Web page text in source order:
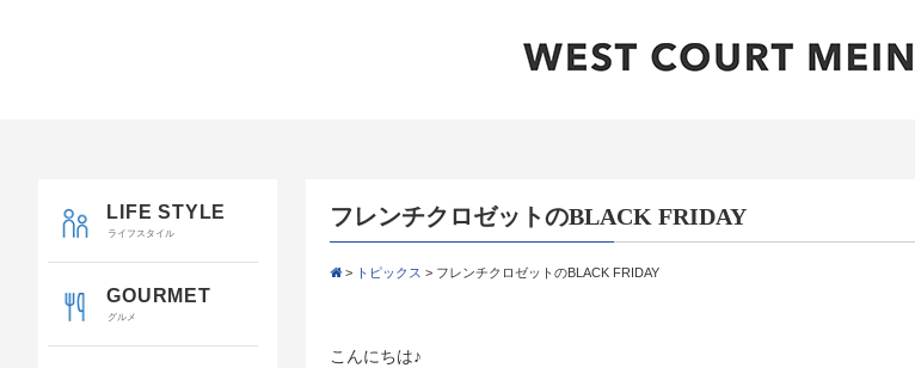
LIFE STYLE
ライフスタイル
GOURMET
グルメ
フレンチクロゼットのBLACK FRIDAY
> トピックス > フレンチクロゼットのBLACK FRIDAY
こんにちは♪